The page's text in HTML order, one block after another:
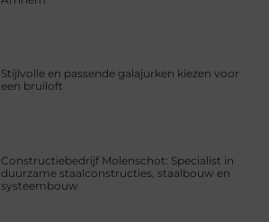
Stijlvolle en passende galajurken kiezen voor
een bruiloft
Constructiebedrijf Molenschot: Specialist in
duurzame staalconstructies, staalbouw en
systeembouw